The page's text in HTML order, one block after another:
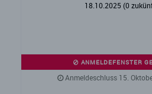
18.10.2025 (0
ANMELDEFENSTER
Anmeldeschluss 15.